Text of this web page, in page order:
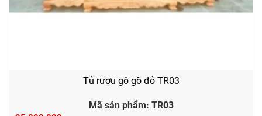
Tủ rượu gỗ gõ đỏ TR03
Mã sản phẩm: TR03